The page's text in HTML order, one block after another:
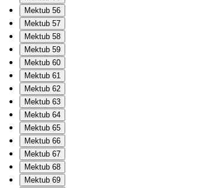
Mektub 56
Mektub 57
Mektub 58
Mektub 59
Mektub 60
Mektub 61
Mektub 62
Mektub 63
Mektub 64
Mektub 65
Mektub 66
Mektub 67
Mektub 68
Mektub 69